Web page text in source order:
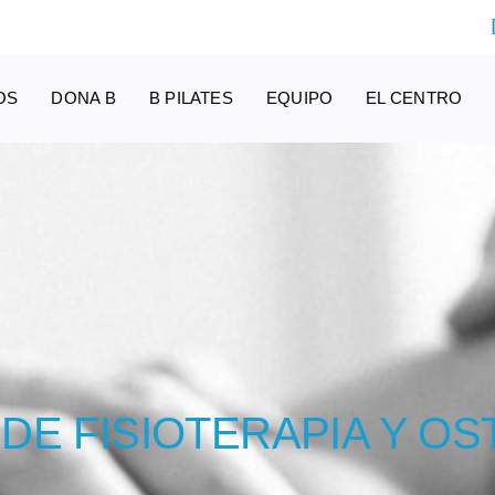
DONA B B PILATES EQUIPO EL CENTRO
FISIOTERAPIA Y